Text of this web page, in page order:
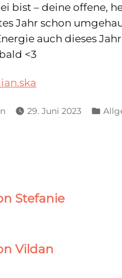
bist – deine offene,
Jahr schon
auch dieses
<3
29. Juni 2023
Stefanie
Vildan